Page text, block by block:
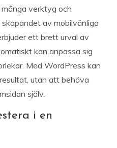
verktyg och
av mobilvänliga
ett brett urval av
kan anpassa sig
Med WordPress kan
utan att behöva
själv.
i en